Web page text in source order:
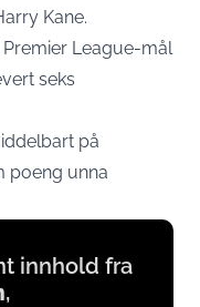
Kane.
League-mål
seks
på
poeng unna
innhold fra
,